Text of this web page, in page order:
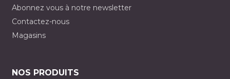
Abonnez vous à notre newsletter
Contactez-nous
Magasins
NOS PRODUITS